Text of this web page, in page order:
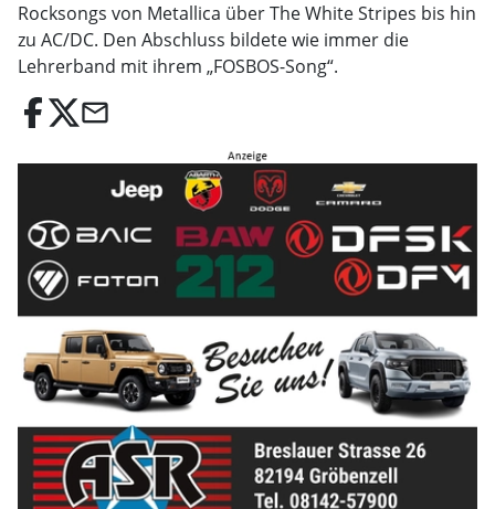
Rocksongs von Metallica über The White Stripes bis hin
zu AC/DC. Den Abschluss bildete wie immer die
Lehrerband mit ihrem „FOSBOS-Song“.
email